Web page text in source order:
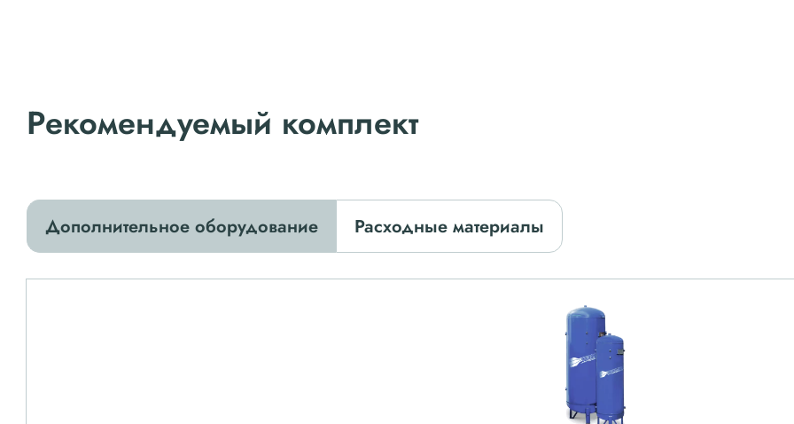
Рекомендуемый комплект
Дополнительное оборудование Расходные материалы